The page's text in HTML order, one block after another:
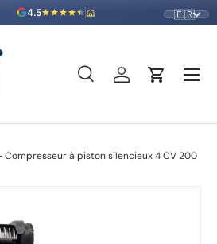
4.5 🇫🇷
RechercheSe connecter
Panier
Menu
Compresseur à piston silencieux 4 CV 200